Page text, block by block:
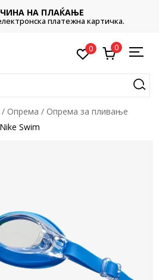
НА ПЛАЌАЊЕ
платежна картичка.
0 0
Опрема
Опрема за пливање
Nike Swim